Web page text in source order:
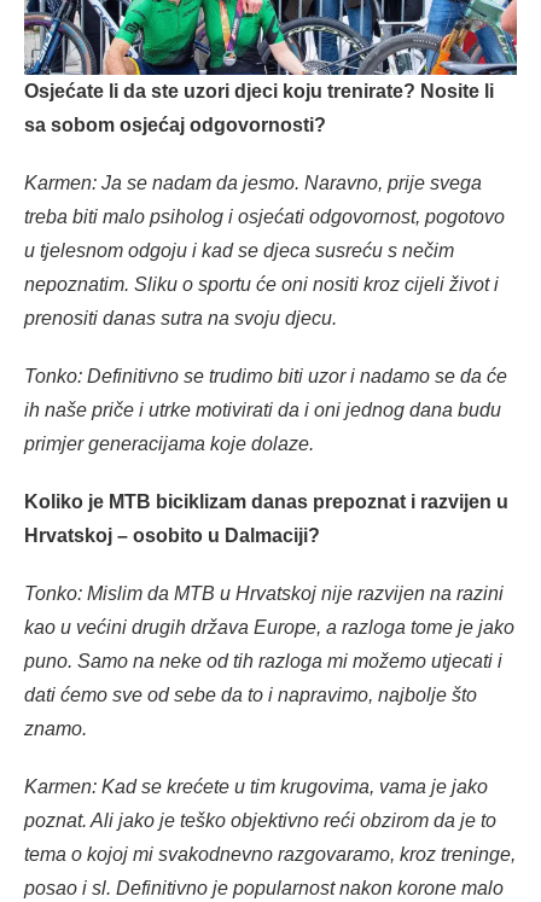
Osjećate li da ste uzori djeci koju trenirate? Nosite li
sa sobom osjećaj odgovornosti?
Karmen: Ja se nadam da jesmo. Naravno, prije svega
treba biti malo psiholog i osjećati odgovornost, pogotovo
u tjelesnom odgoju i kad se djeca susreću s nečim
nepoznatim. Sliku o sportu će oni nositi kroz cijeli život i
prenositi danas sutra na svoju djecu.
Tonko: Definitivno se trudimo biti uzor i nadamo se da će
ih naše priče i utrke motivirati da i oni jednog dana budu
primjer generacijama koje dolaze.
Koliko je MTB biciklizam danas prepoznat i razvijen u
Hrvatskoj – osobito u Dalmaciji?
Tonko: Mislim da MTB u Hrvatskoj nije razvijen na razini
kao u većini drugih država Europe, a razloga tome je jako
puno. Samo na neke od tih razloga mi možemo utjecati i
dati ćemo sve od sebe da to i napravimo, najbolje što
znamo.
Karmen: Kad se krećete u tim krugovima, vama je jako
poznat. Ali jako je teško objektivno reći obzirom da je to
tema o kojoj mi svakodnevno razgovaramo, kroz treninge,
posao i sl. Definitivno je popularnost nakon korone malo